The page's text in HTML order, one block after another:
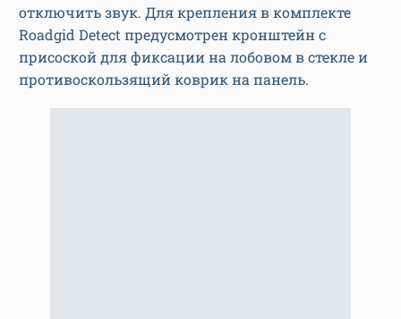
отключить звук. Для крепления в комплекте
Roadgid Detect предусмотрен кронштейн с
присоской для фиксации на лобовом в стекле и
противоскользящий коврик на панель.